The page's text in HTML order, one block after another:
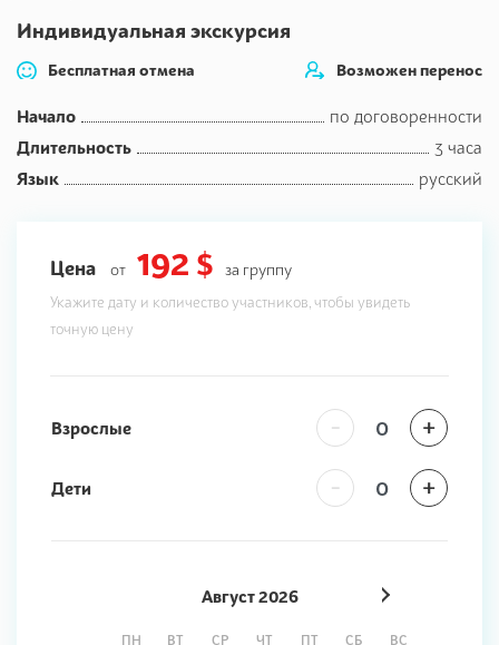
Индивидуальная экскурсия
Бесплатная отмена Возможен перенос
Начало
по договоренности
Длительность
3 часа
Язык
русский
Цена от 192 $ за группу
Укажите дату и количество участников, чтобы увидеть
точную цену
Взрослые - +
Дети - +
Август2026
ПН ВТ СР ЧТ ПТ СБ ВС